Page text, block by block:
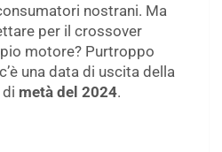
nostrani. Ma
per il crossover
motore? Purtroppo
una data di uscita della
metà del 2024.